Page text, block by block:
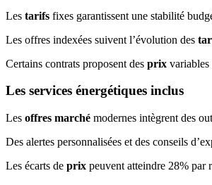
Les tarifs fixes garantissent une stabilité
Les offres indexées suivent l’évolution des
Certains contrats proposent des prix variables
Les services énergétiques inclus
Les offres marché modernes intègrent des
Des alertes personnalisées et des conseils
Les écarts de prix peuvent atteindre 28% par